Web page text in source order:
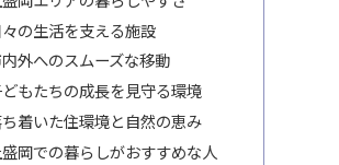
々の生活を支える施設
外へのスムーズな移動
もたちの成長を見守る環境
着いた住環境と自然の恵み
盛岡での暮らしがおすすめな人